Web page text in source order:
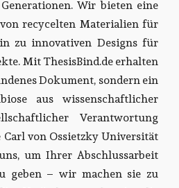
Wir bieten eine
recycelten Materialien für
zu innovativen Designs für
Mit ThesisBind.de erhalten
Dokument, sondern ein
aus wissenschaftlicher
Verantwortung
von Ossietzky Universität
um Ihrer Abschlussarbeit
geben – wir machen sie zu